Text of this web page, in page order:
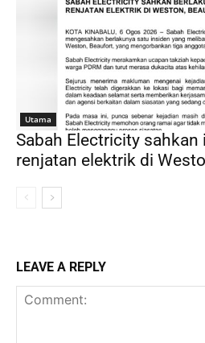
Utama
Sabah Electricity
renjatan elektrik di
LEAVE A REPLY